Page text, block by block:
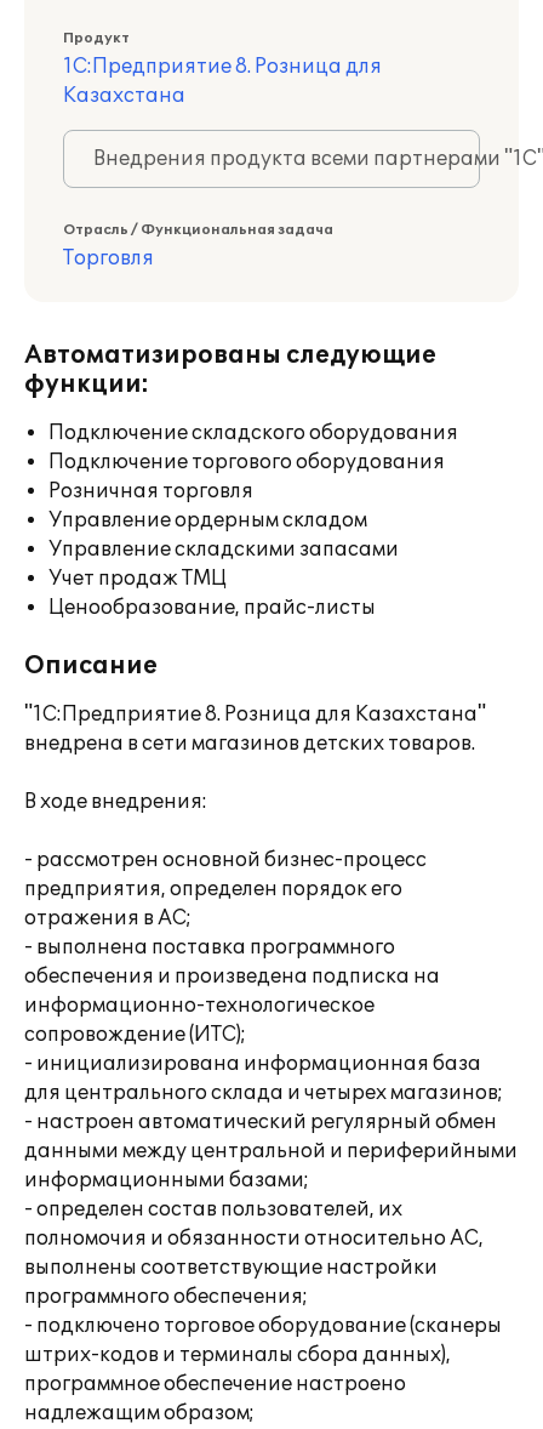
Продукт
1С:Предприятие 8. Розница для
Казахстана
Внедрения продукта всеми партнерами
Отрасль / Функциональная задача
Торговля
Автоматизированы следующие
функции:
Подключение складского оборудования
Подключение торгового оборудования
Розничная торговля
Управление ордерным складом
Управление складскими запасами
Учет продаж ТМЦ
Ценообразование, прайс-листы
Описание
"1С:Предприятие 8. Розница для Казахстана"
внедрена в сети магазинов детских товаров.
В ходе внедрения:
- рассмотрен основной бизнес-процесс
предприятия, определен порядок его
отражения в АС;
- выполнена поставка программного
обеспечения и произведена подписка на
информационно-технологическое
сопровождение (ИТС);
- инициализирована информационная база
для центрального склада и четырех магазинов;
- настроен автоматический регулярный обмен
данными между центральной и периферийными
информационными базами;
- определен состав пользователей, их
полномочия и обязанности относительно АС,
выполнены соответствующие настройки
программного обеспечения;
- подключено торговое оборудование (сканеры
штрих-кодов и терминалы сбора данных),
программное обеспечение настроено
надлежащим образом;